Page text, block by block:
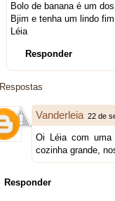
Bolo de banana é um
Bjim e tenha um lindo
Léia
Responder
Respostas
Vanderleia 22 de
Oi Léia com uma
cozinha grande,
Responder